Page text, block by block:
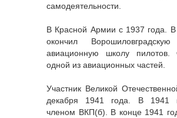
самодеятельности.
В Красной Армии с 1937 года. В
окончил
авиационную школу
одной из авиационных частей.
Участник Великой
декабря 1941 года. В 1941
членом ВКП(б). В конце 1941